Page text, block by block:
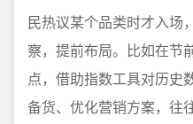
民热议某个品类时才入场
察，提前布局。比如在节
点，借助指数工具对历史
备货、优化营销方案，往